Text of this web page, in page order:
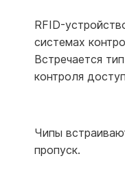
RFID-
системах
Встречается
контроля
Чипы
пропуск.